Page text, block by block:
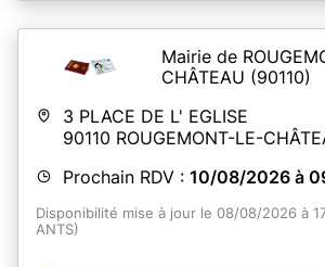
Mairie de
CHÂTEAU (90110)
3 PLACE DE L' EGLISE
90110 ROUGEMONT-LE-
Prochain RDV : 10/08/2026 à
Disponibilité mise à jour le 08/08/2026 à
ANTS)